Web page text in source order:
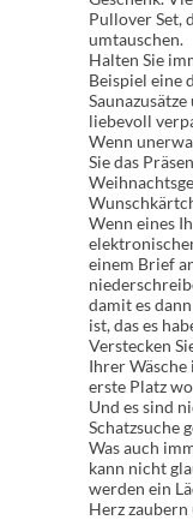
Pullover Set,
umtauschen.
Halten Sie
Beispiel eine
liebevoll
Wenn
Sie das
Wenn eines
einem Brief
damit es
ist, das es
Verstecken
Ihrer
erste Platz
Und es sind
Schatzsuche
Was auch
kann nicht
werden ein
Herz